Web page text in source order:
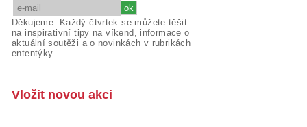
Děkujeme. Každý čtvrtek se můžete těšit
na inspirativní tipy na víkend, informace o
aktuální soutěži a o novinkách v rubrikách
ententýky.
Vložit novou akci